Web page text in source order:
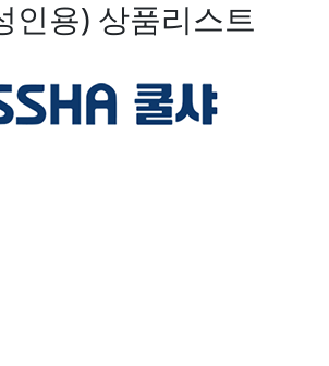
인용) 상품리스트